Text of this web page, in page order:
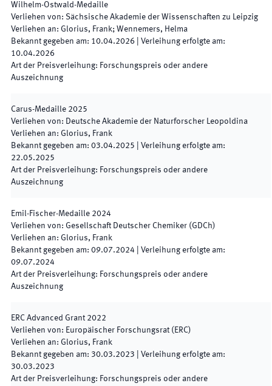
Wilhelm-Ostwald-Medaille
Verliehen von: Sächsische Akademie der Wissenschaften zu Leipzig
Verliehen an: Glorius, Frank; Wennemers, Helma
Bekannt gegeben am: 10.04.2026 Verleihung erfolgte am:
10.04.2026
Art der Preisverleihung: Forschungspreis oder andere
Auszeichnung
Carus-Medaille 2025
Verliehen von: Deutsche Akademie der Naturforscher Leopoldina
Verliehen an: Glorius, Frank
Bekannt gegeben am: 03.04.2025 Verleihung erfolgte am:
22.05.2025
Art der Preisverleihung: Forschungspreis oder andere
Auszeichnung
Emil-Fischer-Medaille 2024
Verliehen von: Gesellschaft Deutscher Chemiker (GDCh)
Verliehen an: Glorius, Frank
Bekannt gegeben am: 09.07.2024 Verleihung erfolgte am:
09.07.2024
Art der Preisverleihung: Forschungspreis oder andere
Auszeichnung
ERC Advanced Grant 2022
Verliehen von: Europäischer Forschungsrat (ERC)
Verliehen an: Glorius, Frank
Bekannt gegeben am: 30.03.2023 Verleihung erfolgte am:
30.03.2023
Art der Preisverleihung: Forschungspreis oder andere